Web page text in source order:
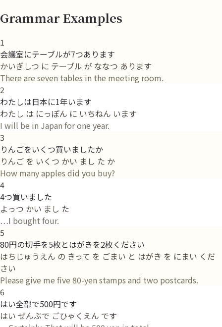
Grammar Examples
1
会議室にテーブルが7つあります
かいぎしつ に テーブル が ななつ あります
There are seven tables in the meeting room.
2
わたしは日本に1年います
わたし は にっぽん に いちねん います
I will be in Japan for one year.
3
りんごをいくつ買いましたか
りんご を いくつ かい まし た か
How many apples did you buy?
4
4つ買いました
よっつ かい まし た
…I bought four.
5
80円の切手を5枚とはがきを2枚ください
はちじゅうえん の きって を ごまい と はがき を にまい くだ
さい
Please give me five 80-yen stamps and two postcards.
6
はい全部で500円です
はい ぜんぶで ごひゃくえん です